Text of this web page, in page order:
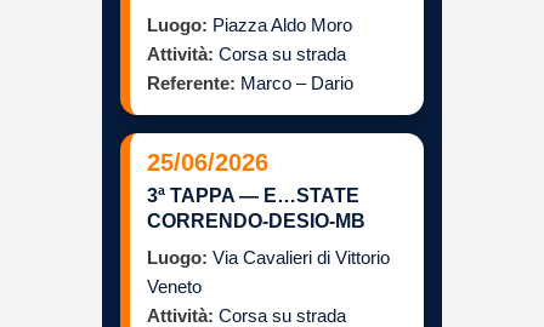
Luogo: Piazza Aldo Moro
Attività: Corsa su strada
Referente: Marco – Dario
25/06/2026
3ª TAPPA — E…STATE
CORRENDO-DESIO-MB
Luogo: Via Cavalieri di Vittorio
Veneto
Attività: Corsa su strada